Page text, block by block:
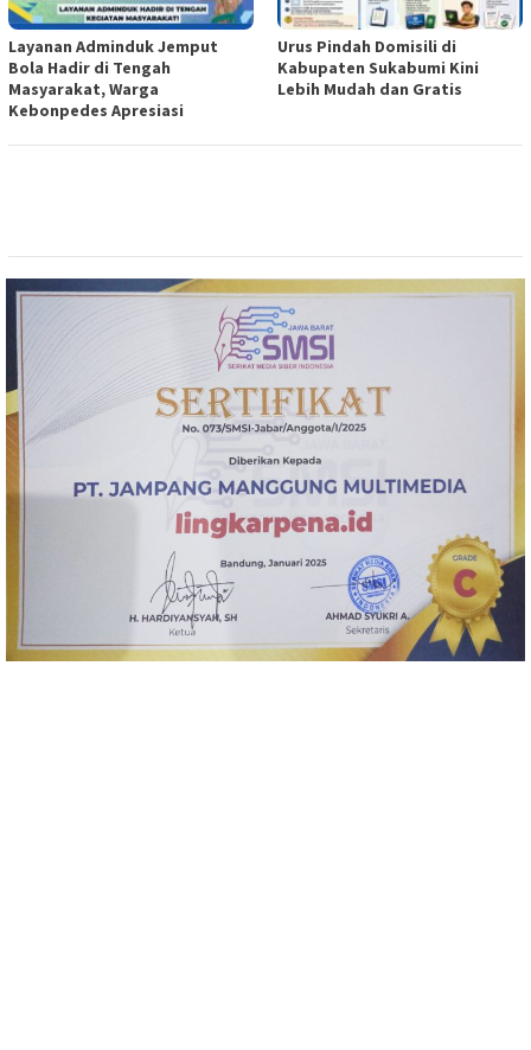
Layanan Adminduk Jemput
Bola Hadir di Tengah
Masyarakat, Warga
Kebonpedes Apresiasi
Urus Pindah Domisili di
Kabupaten Sukabumi Kini
Lebih Mudah dan Gratis